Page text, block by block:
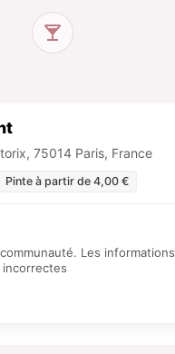
75014 Paris, France
Pinte à partir de 4,00 €
Les informations